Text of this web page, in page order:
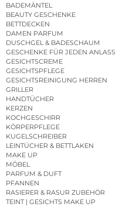
BADEMÄNTEL
BEAUTY GESCHENKE
BETTDECKEN
DAMEN PARFUM
DUSCHGEL & BADESCHAUM
GESCHENKE FÜR JEDEN ANLASS
GESICHTSCREME
GESICHTSPFLEGE
GESICHTSREINIGUNG HERREN
GRILLER
HANDTÜCHER
KERZEN
KOCHGESCHIRR
KÖRPERPFLEGE
KUGELSCHREIBER
LEINTÜCHER & BETTLAKEN
MAKE UP
MÖBEL
PARFUM & DUFT
PFANNEN
RASIERER & RASUR ZUBEHÖR
TEINT | GESICHTS MAKE UP